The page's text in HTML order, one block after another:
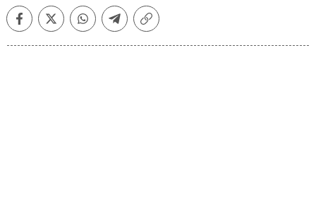
FacebookTwitterWhatsappTelegramCopiar